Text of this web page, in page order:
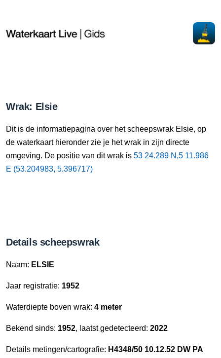
Wrak: Elsie
Dit is de informatiepagina over het scheepswrak Elsie, op
de waterkaart hieronder zie je het wrak in zijn directe
omgeving. De positie van dit wrak is 53 24.289 N,5 11.986
E (53.204983, 5.396717)
Details scheepswrak
Naam: ELSIE
Jaar registratie: 1952
Waterdiepte boven wrak: 4 meter
Bekend sinds: 1952, laatst gedetecteerd: 2022
Details metingen/cartografie: H4348/50 10.12.52 DW PA